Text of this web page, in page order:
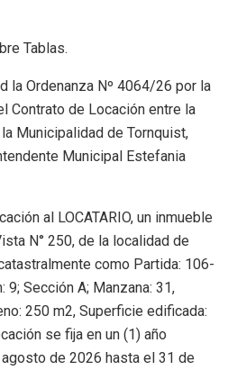
Tablas.
la Ordenanza Nº 4064/26 por la
Contrato de Locación entre la
Municipalidad de Tornquist,
Municipal Estefania
al LOCATARIO, un inmueble
N° 250, de la localidad de
como Partida: 106-
Sección A; Manzana: 31,
250 m2, Superficie edificada:
se fija en un (1) año
de 2026 hasta el 31 de